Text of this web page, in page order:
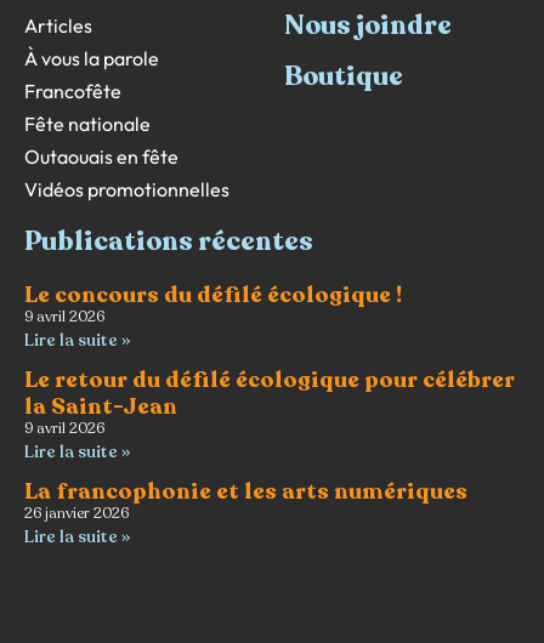
Articles
À vous la parole
Francofête
Fête nationale
Outaouais en fête
Vidéos promotionnelles
Nous joindre
Boutique
Publications récentes
Le concours du défilé écologique !
9 avril 2026
Lire la suite »
Le retour du défilé écologique pour célébrer
la Saint-Jean
9 avril 2026
Lire la suite »
La francophonie et les arts numériques
26 janvier 2026
Lire la suite »